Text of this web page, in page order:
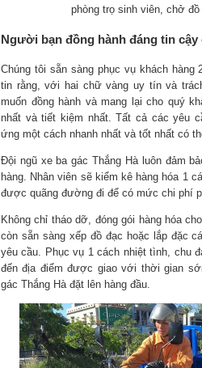
phòng trọ sinh viên, chở
Người bạn đồng hành đáng tin cậy
Chúng tôi sẵn sàng phục vụ khách hàng
tin rằng, với hai chữ vàng uy tín và
muốn đồng hành và mang lại cho quý
nhất và tiết kiệm nhất. Tất cả các yêu
ứng một cách nhanh nhất và tốt nhất có
Đội ngũ xe ba gác Thắng Hà luôn đảm
hàng. Nhân viên sẽ kiểm kê hàng hóa 1
được quãng đường đi để có mức chi phí
Không chỉ tháo dỡ, đóng gói hàng hóa
còn sẵn sàng xếp đồ đạc hoặc lắp đặc
yêu cầu. Phục vụ 1 cách nhiệt tình, chu
đến địa điểm được giao với thời gian
gác Thắng Hà đặt lên hàng đầu.